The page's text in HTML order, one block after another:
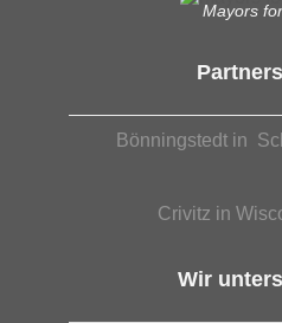
Mayors
Bönningstedt in
Crivitz in
Wir